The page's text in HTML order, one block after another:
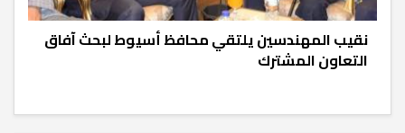
نقيب المهندسين يلتقي محافظ أسيوط لبحث آفاق
التعاون المشترك